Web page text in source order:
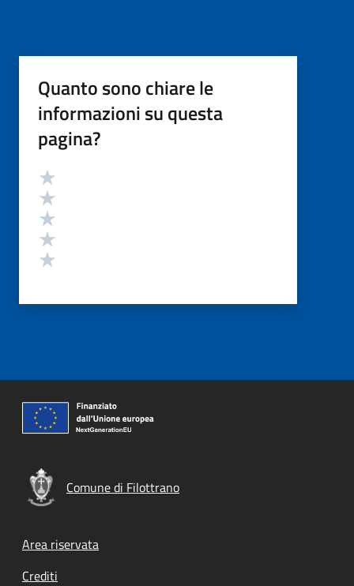
Quanto sono chiare le
informazioni su questa
pagina?
Valutazione
Comune di Filottrano
Footer menu
Area riservata
Crediti